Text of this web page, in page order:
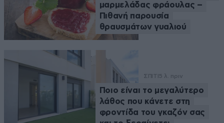
μαρμελάδας φράουλας –
Πιθανή παρουσία
θραυσμάτων γυαλιού
ΣΠΙΤΙ5 λ. πριν
Ποιο είναι το μεγαλύτερο
λάθος που κάνετε στη
φροντίδα του γκαζόν σας